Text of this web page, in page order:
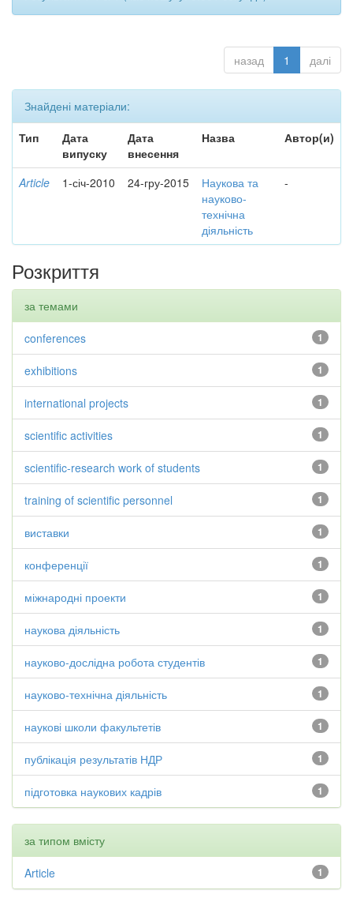
назад 1 далі
Знайдені матеріали:
Тип
Дата
випуску
Дата
внесення
Назва Автор(и)
Article 1-січ-2010 24-гру-2015
Наукова та
науково-
технічна
діяльність
-
Розкриття
за темами
1
conferences
1
exhibitions
1
international projects
1
scientific activities
1
scientific-research work of students
1
training of scientific personnel
1
виставки
1
конференції
1
міжнародні проекти
1
наукова діяльність
1
науково-дослідна робота студентів
1
науково-технічна діяльність
1
наукові школи факультетів
1
публікація результатів НДР
1
підготовка наукових кадрів
за типом вмісту
1
Article